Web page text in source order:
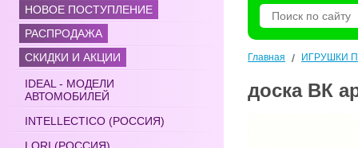
НОВОЕ ПОСТУПЛЕНИЕ
РАСПРОДАЖА
СКИДКИ И АКЦИИ
IDEAL - МОДЕЛИ
АВТОМОБИЛЕЙ
INTELLECTICO (РОССИЯ)
Главная / ИГРУШКИ
доска ВК